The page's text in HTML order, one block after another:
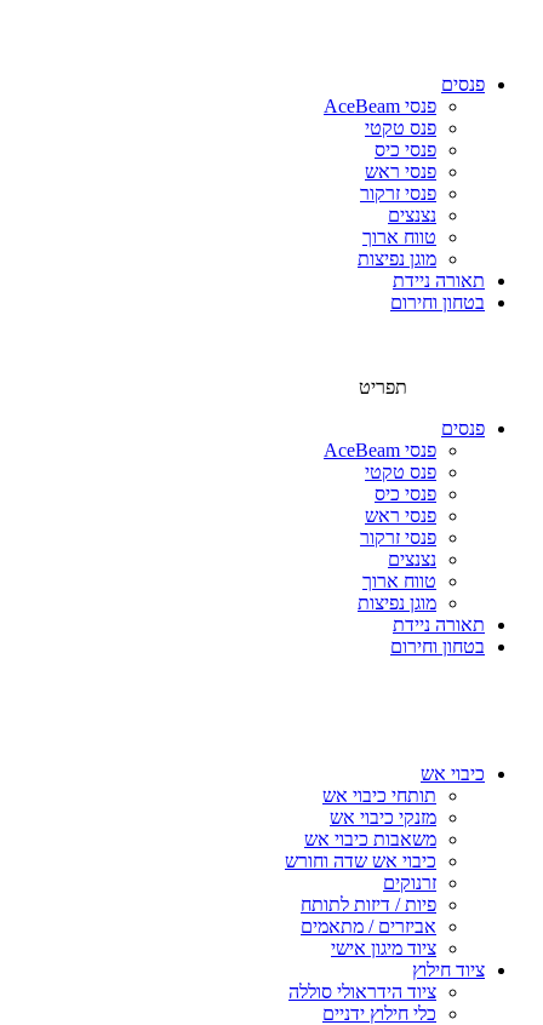
פנסים
פנסי AceBeam
פנס טקטי
פנסי כיס
פנסי ראש
פנסי זרקור
נצנצים
טווח ארוך
מוגן נפיצות
תאורה ניידת
בטחון וחירום
תפריט
פנסים
פנסי AceBeam
פנס טקטי
פנסי כיס
פנסי ראש
פנסי זרקור
נצנצים
טווח ארוך
מוגן נפיצות
תאורה ניידת
בטחון וחירום
כיבוי אש
תותחי כיבוי אש
מזנקי כיבוי אש
משאבות כיבוי אש
כיבוי אש שדה וחורש
זרנוקים
פיות / דיזות לתותח
אביזרים / מתאמים
ציוד מיגון אישי
ציוד חילוץ
ציוד הידראולי סוללה
כלי חילוץ ידניים